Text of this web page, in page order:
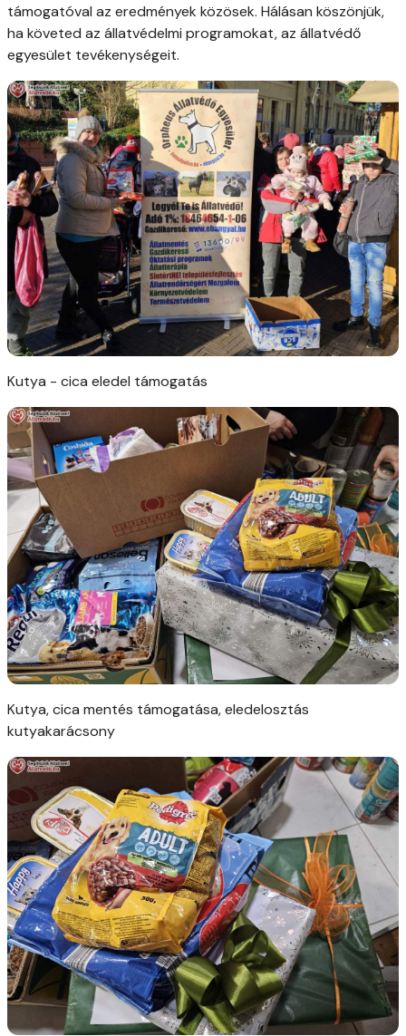
támogatóval az eredmények közösek. Hálásan köszönjük,
ha követed az állatvédelmi programokat, az állatvédő
egyesület tevékenységeit.
Kutya - cica eledel támogatás
Kutya, cica mentés támogatása, eledelosztás
kutyakarácsony